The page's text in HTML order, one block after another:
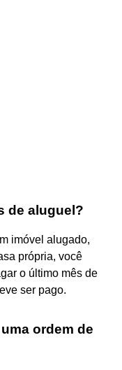
de aluguel?
imóvel alugado,
própria, você
o último mês de
ser pago.
ordem de